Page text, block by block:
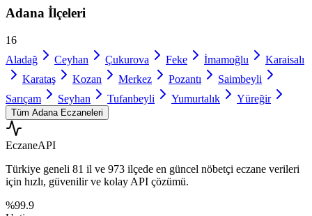
Adana İlçeleri
16
Aladağ
Ceyhan Çukurova Feke İmamoğlu
Karaisalı
Karataş
Kozan Merkez Pozantı
Saimbeyli
Sarıçam
Seyhan Tufanbeyli Yumurtalık Yüreğir
Tüm AdanaEczaneleri
EczaneAPI
Türkiye geneli 81 il ve 973 ilçede en güncel nöbetçi eczane verileri
için hızlı, güvenilir ve kolay API çözümü.
%99.9